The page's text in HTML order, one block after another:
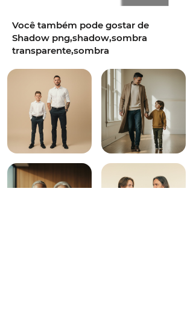
Você também pode gostar de
Shadow png,shadow,sombra
transparente,sombra